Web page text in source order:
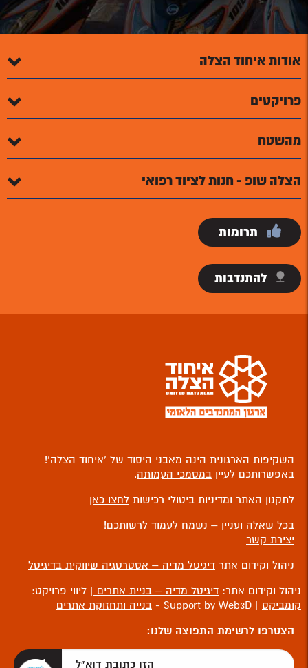
אודות איחוד הצלה
פרויקטים
מהשטח
הצלה שופ - חנות לציוד רפואי
תרומות
להתנדבות
השקיפות הארגונית הינה מאבני היסוד של ‘איחוד הצלה’!
באפשרותכם לעיין במסמכי העמותה.
לתקנון האתר ומדיניות ביטולי רכישות לחצו כאן
בכל שאלה ועניין – נשמח לעמוד לרשותכם!
יצירת קשר
ניהול וקידום אתר דיגיטל מדיה – אסטרטגיה שיווקית בדיגיטל
ניהול וקידום אתר: דיגיטל מדיה – בניית אתרים | ליווי פרויקט:
קומביקס | Support by Web3D -
בנייה ותחזוקת אתרים
הצטרפו לרשימת התפוצה שלנו: